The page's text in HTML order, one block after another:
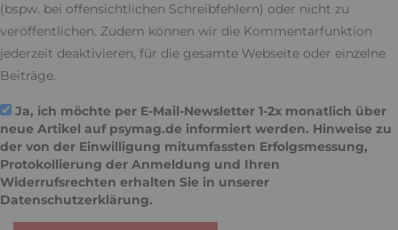
(bspw. bei offensichtlichen Schreibfehlern) oder nicht zu
veröffentlichen. Zudem können wir die Kommentarfunktion
jederzeit deaktivieren, für die gesamte Webseite oder einzelne
Beiträge.
Ja, ich möchte per E-Mail-Newsletter 1-2x monatlich über
neue Artikel auf psymag.de informiert werden. Hinweise zu
der von der Einwilligung mitumfassten Erfolgsmessung,
Protokollierung der Anmeldung und Ihren
Widerrufsrechten erhalten Sie in unserer
Datenschutzerklärung.